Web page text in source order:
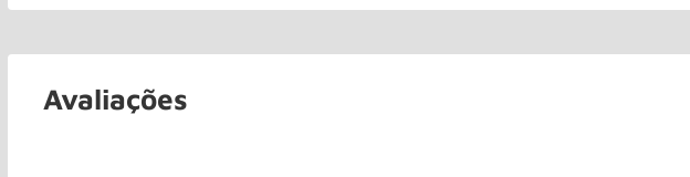
Avaliações